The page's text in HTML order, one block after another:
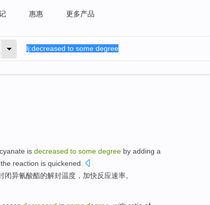
惠惠 更多产品
is decreased to some degree by adding a
reaction is quickened
闭异氰酸酯的解封温度 ，加快反应速率。